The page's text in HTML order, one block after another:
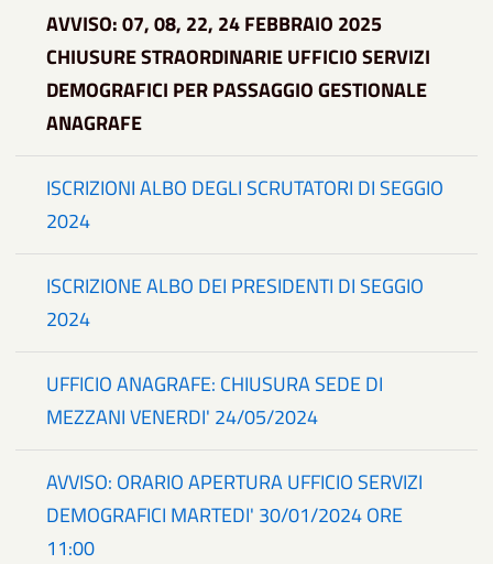
AVVISO: 07, 08, 22, 24 FEBBRAIO 2025
CHIUSURE STRAORDINARIE UFFICIO SERVIZI
DEMOGRAFICI PER PASSAGGIO GESTIONALE
ANAGRAFE
ISCRIZIONI ALBO DEGLI SCRUTATORI DI SEGGIO
2024
ISCRIZIONE ALBO DEI PRESIDENTI DI SEGGIO
2024
UFFICIO ANAGRAFE: CHIUSURA SEDE DI
MEZZANI VENERDI' 24/05/2024
AVVISO: ORARIO APERTURA UFFICIO SERVIZI
DEMOGRAFICI MARTEDI' 30/01/2024 ORE
11:00